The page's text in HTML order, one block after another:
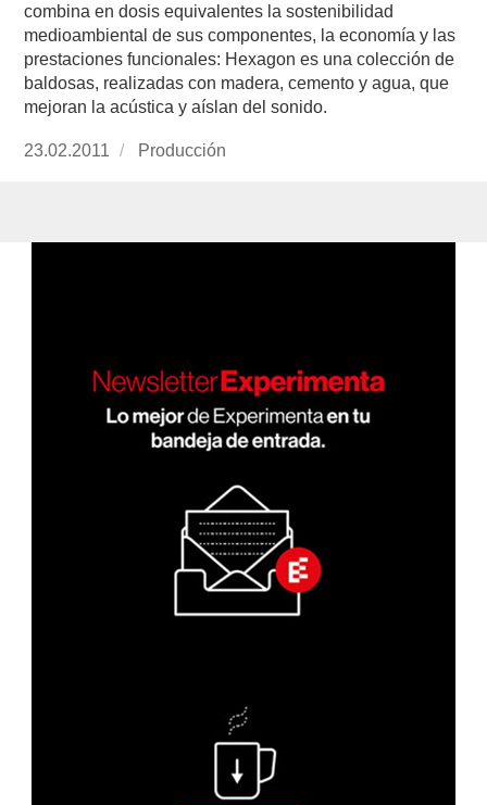
combina en dosis equivalentes la sostenibilidad
medioambiental de sus componentes, la economía y las
prestaciones funcionales: Hexagon es una colección de
baldosas, realizadas con madera, cemento y agua, que
mejoran la acústica y aíslan del sonido.
Publicado
23.02.2011 https://www.experimenta.es/author/
Producción